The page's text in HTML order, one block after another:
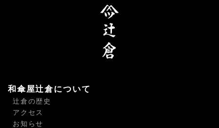
和傘屋辻倉について
辻倉の歴史
アクセス
お知らせ